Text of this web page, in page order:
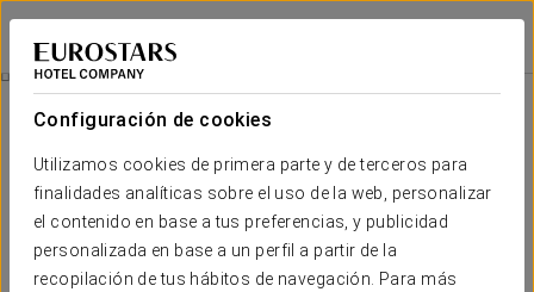
Configuración de cookies
Utilizamos cookies de primera parte y de terceros para
finalidades analíticas sobre el uso de la web, personalizar
el contenido en base a tus preferencias, y publicidad
personalizada en base a un perfil a partir de la
recopilación de tus hábitos de navegación. Para más
Dorma Reina Isabel
ÁVILA
Saborea La Tradición